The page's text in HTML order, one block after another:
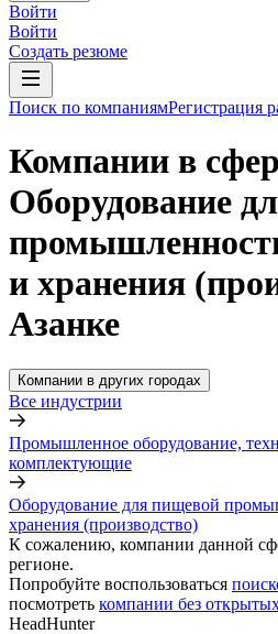
Войти
Войти
Создать резюме
Поиск по компаниямРегистрация
Компании в
Оборудование
и хранения
Азанке
Компании в других городах
Все индустрии
Промышленное оборудование,
комплектующие
Оборудование для пищевой
хранения (производство)
К сожалению, компании данной
регионе.
Попробуйте воспользоваться
посмотреть компании без
HeadHunter